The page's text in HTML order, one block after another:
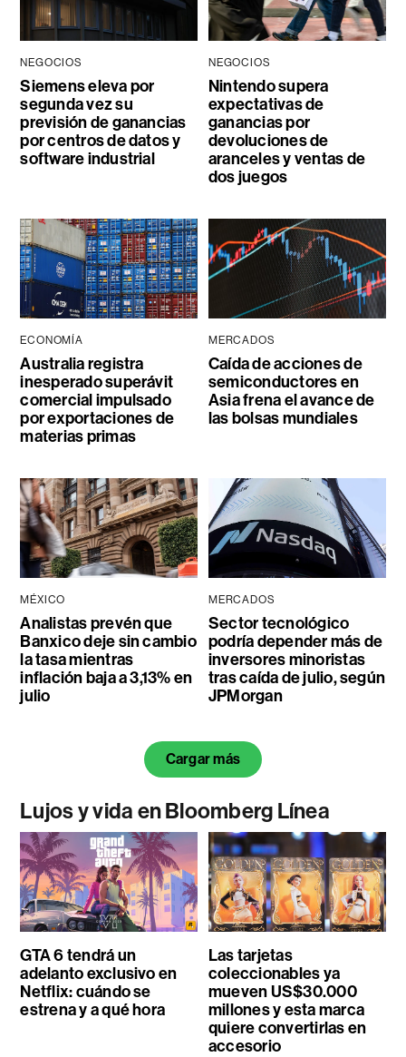
NEGOCIOS
Siemens eleva por
segunda vez su
previsión de ganancias
por centros de datos y
software industrial
NEGOCIOS
Nintendo supera
expectativas de
ganancias por
devoluciones de
aranceles y ventas de
dos juegos
ECONOMÍA
Australia registra
inesperado superávit
comercial impulsado
por exportaciones de
materias primas
MERCADOS
Caída de acciones de
semiconductores en
Asia frena el avance de
las bolsas mundiales
MÉXICO
Analistas prevén que
Banxico deje sin cambio
la tasa mientras
inflación baja a 3,13% en
julio
MERCADOS
Sector tecnológico
podría depender más de
inversores minoristas
tras caída de julio, según
JPMorgan
Cargar más
Lujos y vida en Bloomberg Línea
GTA 6 tendrá un
adelanto exclusivo en
Netflix: cuándo se
estrena y a qué hora
Las tarjetas
coleccionables ya
mueven US$30.000
millones y esta marca
quiere convertirlas en
accesorio